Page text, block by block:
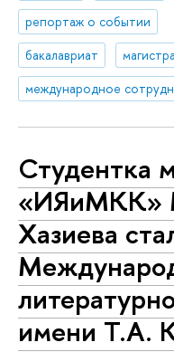
репортаж о событии
бакалавриат
международное
Студентка
«ИЯиМКК»
Хазиева
имени Т.А.